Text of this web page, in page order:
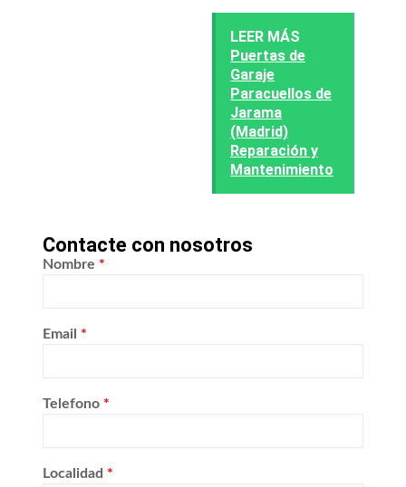
LEER MÁS
Puertas de
Garaje
Paracuellos de
Jarama
(Madrid)
Reparación y
Mantenimiento
Contacte con nosotros
Nombre *
Email *
Telefono *
Localidad *